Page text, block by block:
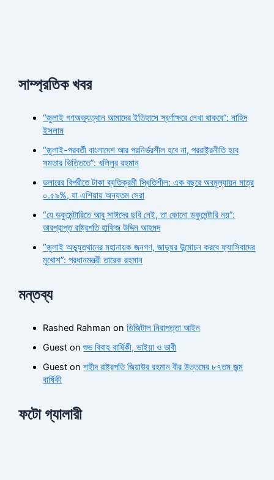
সাম্প্রতিক খবর
“জুলাই গণঅভ্যুত্থান আমাদের ইতিহাসে স্বর্ণাক্ষরে লেখা থাকবে”: নাহিদ
ইসলাম
“জুলাই-পরবর্তী বাংলাদেশ আর পরনির্ভরশীল হবে না, পররাষ্ট্রনীতি হবে
সমতার ভিত্তিতে”: খলিলুর রহমান
ডলারের বিপরীতে টাকা ব্যতিক্রমী স্থিতিশীল: এক বছরে অবমূল্যায়ন মাত্র
০.৫৯%, যা এশিয়ায় অন্যতম সেরা
“যে ডকুমেন্টারিতে আবু সাঈদের ছবি নেই, তা কোনো ডকুমেন্টারি নয়”:
ভারপ্রাপ্ত রাষ্ট্রপতি হাফিজ উদ্দিন আহমদ
“জুলাই অভ্যুত্থানের মহানায়ক জনগণ, জাদুঘর উন্মোচন করবে ফ্যাসিবাদের
মুখোশ”: প্রধানমন্ত্রী তারেক রহমান
মন্তব্য
Rashed Rahman onডিজিটাল নিরাপত্তা আইন
Guest onশুভ বিবাহ বার্ষিকী, ভাইয়া ও ভাবী
Guest onশহীদ রাষ্ট্রপতি জিয়াউর রহমান বীর উত্তমের ৮৭তম জন্ম
বার্ষিকী
ফটো গ্যালারী